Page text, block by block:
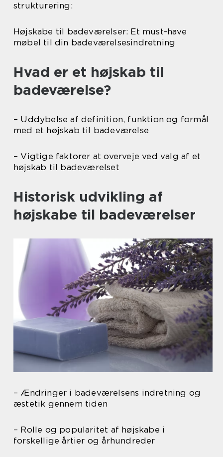
strukturering:
Højskabe til badeværelser: Et must-have
møbel til din badeværelsesindretning
Hvad er et højskab til
badeværelse?
– Uddybelse af definition, funktion og formål
med et højskab til badeværelse
– Vigtige faktorer at overveje ved valg af et
højskab til badeværelset
Historisk udvikling af
højskabe til badeværelser
– Ændringer i badeværelsens indretning og
æstetik gennem tiden
– Rolle og popularitet af højskabe i
forskellige årtier og århundreder